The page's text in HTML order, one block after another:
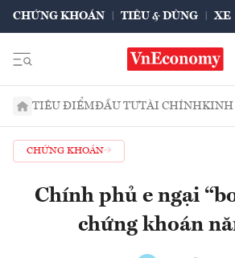
CHỨNG KHOÁN TIÊU & DÙNG XE
TIÊU ĐIỂMĐẦU TƯTÀI CHÍNHKINH
CHỨNG KHOÁN
Chính phủ e ngại
chứng khoán